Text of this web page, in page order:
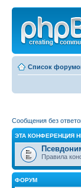
Список
Сообщения без
ЭТА КОНФЕРЕНЦИЯ
Правила
ФОРУМ